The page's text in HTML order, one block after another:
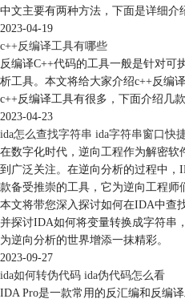
中文主要有两种方法，下面是详细介
2023-04-19
c++反编译工具有哪些
反编译C++代码的工具一般是针对可
析工具。本文将给大家介绍c++反编
c++反编译工具有很多，下面介绍几
2023-04-23
ida怎么查找字符串 ida字符串窗口快
在数字化时代，逆向工程作为解密
到广泛关注。在逆向分析的过程中，
款备受推崇的工具，它为逆向工程师
本文将带您深入探讨如何在IDA中查
并探讨IDA如何将变量转换成字符串
为逆向分析的世界增添一抹精彩。
2023-09-27
ida如何转伪代码 ida伪代码怎么看
IDA Pro是一款常用的反汇编和反编